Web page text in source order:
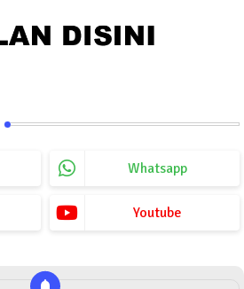
Whatsapp
Youtube